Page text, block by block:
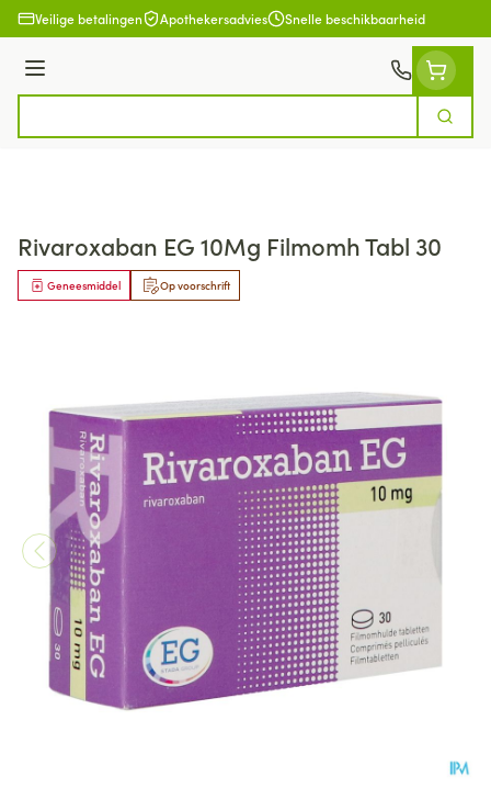
Ga naar de inhoud
Veilige betalingen Apothekersadvies Snelle beschikbaarheid
Menu
Zoek
Rivaroxaban EG 10Mg Filmomh Tabl 30
Op voorschrift
Geneesmiddel